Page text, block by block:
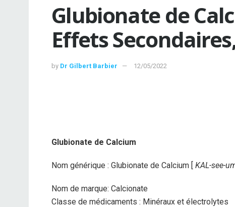
Glubionate de
Effets
by Dr Gilbert Barbier 12/05/2022
Glubionate de Calcium
Nom générique : Glubionate de Calcium [ KAL-see-
Nom de marque: Calcionate
Classe de médicaments : Minéraux et électrolytes